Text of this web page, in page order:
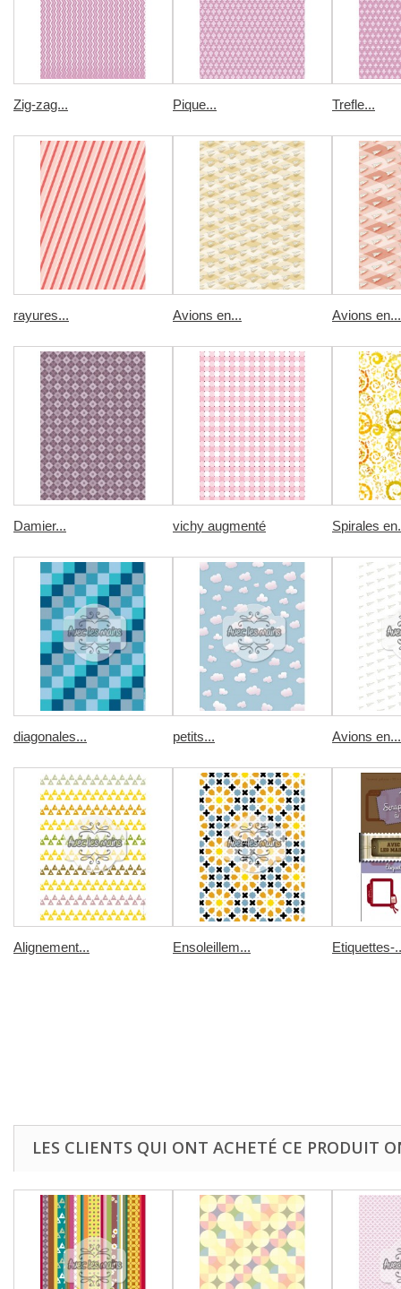
Zig-zag... Pique... Trefle...
rayures... Avions en... Avions en...
Damier... vichy augmenté Spirales
diagonales... petits... Avions en...
Alignement... Ensoleillem... Etiquettes-
LES CLIENTS QUI ONT ACHETÉ CE PRODUIT